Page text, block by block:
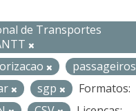
de Transportes
passageiros
sgp
Formatos: